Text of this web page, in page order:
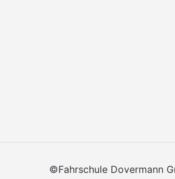
©Fahrschule Dovermann